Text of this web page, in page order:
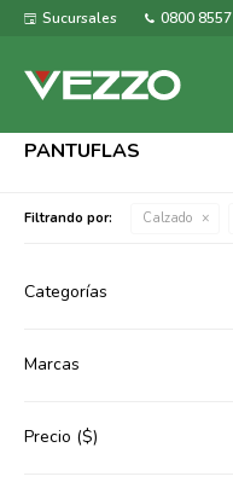
Sucursales 0800 8557
PANTUFLAS
Filtrando por: Calzado
Categorías
Marcas
Precio ($)